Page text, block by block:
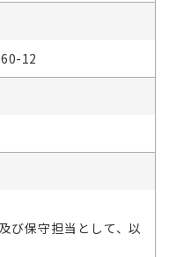
12
び保守担当として、以